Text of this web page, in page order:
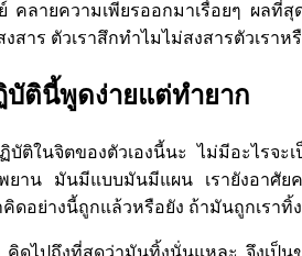
คลายความเพียรออกมาเรื่อยๆ ผลที่
งสาร ตัวเราสึกทำไมไม่สงสารตัวเรา
บัตินี้พูดง่ายแต่ทำยาก
ฏิบัติในจิตของตัวเองนี้นะ ไม่มีอะไรจะ
ยาน มันมีแบบมันมีแผน เรายังอาศัยค
คิดอย่างนี้ถูกแล้วหรือยัง ถ้ามันถูกเรา
ดไปถึงที่สุดว่ามันทิ้งนั่นแหละ จึงเป็น